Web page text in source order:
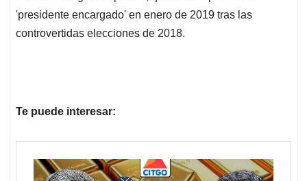
'presidente encargado' en enero de 2019 tras las
controvertidas elecciones de 2018.
Te puede interesar: